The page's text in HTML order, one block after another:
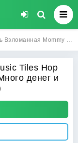
3D Music Tiles Hop Game на Андроид (Много денег и без рекламы)
Tiles Hop
денег и